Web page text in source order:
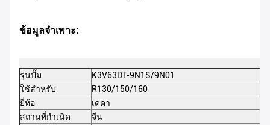
ข้อมูลจำเพาะ:
รุ่นปั๊ม
K3V63DT-9N1S/9N01
ใช้สำหรับ
R130/150/160
ยี่ห้อ
เดคา
สถานที่กำเนิด
จีน